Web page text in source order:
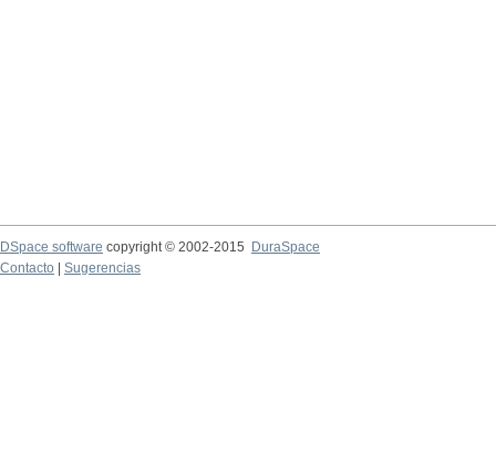
DSpace software copyright © 2002-2015
DuraSpace
Contacto
Sugerencias